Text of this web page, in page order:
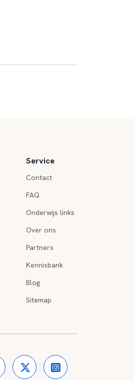
Service
Contact
FAQ
Onderwijs links
Over ons
Partners
Kennisbank
Blog
Sitemap